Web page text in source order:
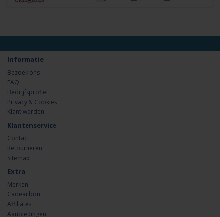
Informatie
Bezoek ons
FAQ
Bedrijfsprofiel
Privacy & Cookies
Klant worden
Klantenservice
Contact
Retourneren
Sitemap
Extra
Merken
Cadeaubon
Affiliates
Aanbiedingen